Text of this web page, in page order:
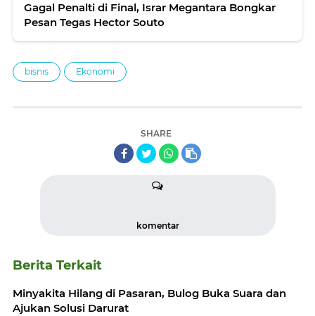
Gagal Penalti di Final, Israr Megantara Bongkar
Pesan Tegas Hector Souto
bisnis Ekonomi
SHARE
komentar
Berita Terkait
Minyakita Hilang di Pasaran, Bulog Buka Suara dan
Ajukan Solusi Darurat